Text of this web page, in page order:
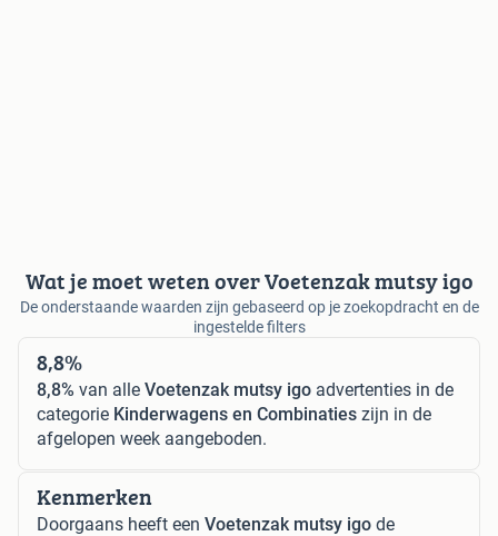
Wat je moet weten over Voetenzak mutsy igo
De onderstaande waarden zijn gebaseerd op je zoekopdracht en de
ingestelde filters
8,8%
8,8% van alle Voetenzak mutsy igo advertenties in de
categorie Kinderwagens en Combinaties zijn in de
afgelopen week aangeboden.
Kenmerken
Doorgaans heeft een Voetenzak mutsy igo de